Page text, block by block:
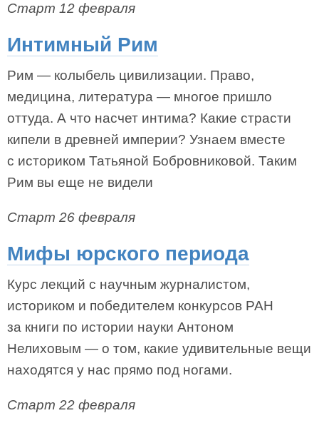
Старт 12 февраля
Интимный Рим
Рим — колыбель цивилизации. Право,
медицина, литература — многое пришло
оттуда. А что насчет интима? Какие страсти
кипели в древней империи? Узнаем вместе
с историком Татьяной Бобровниковой. Таким
Рим вы еще не видели
Старт 26 февраля
Мифы юрского периода
Курс лекций с научным журналистом,
историком и победителем конкурсов РАН
за книги по истории науки Антоном
Нелиховым — о том, какие удивительные вещи
находятся у нас прямо под ногами.
Старт 22 февраля